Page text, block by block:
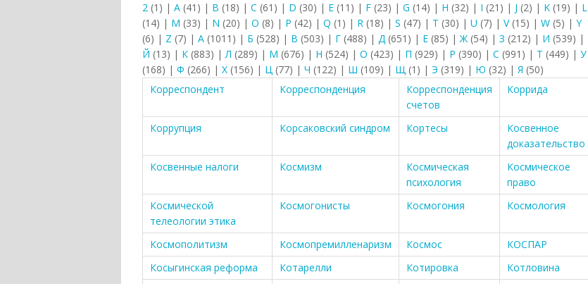
2 (1) | A (41) | B (18) | C (61) | D (30) | E (11) | F (23) | G (14) | H (32) | I (21) | J (2) | K (19) | L
(14) | M (33) | N (20) | O (8) | P (42) | Q (1) | R (18) | S (47) | T (30) | U (7) | V(15) | W (5) | Y
(6) | Z (7) | А (1011) | Б (528) | В (503) | Г (488) | Д (651) | Е (85) |Ж (54) | З (212) | И (539) |
Й (13) | К (883) |Л (289) | М (676) | Н (524) | О (423) | П (929) | Р (390) | С (991) | Т (449) | У
(168) | Ф (266) | Х (156) | Ц (77) | Ч (122) | Ш (109) | Щ (1) | Э (319) | Ю (32) | Я (50)
Корреспондент
Корреспонденция
Корреспонденция
счетов
Коррида
Коррупция Корсаковский синдром Кортесы
Косвенное
доказательство
Косвенные налоги
Космизм
Космическая
психология
Космическое
право
Космической
телеологии этика
Космогонисты Космогония Космология
Космополитизм Космопремилленаризм Космос
КОСПАР
Косыгинская реформа
Котарелли Котировка Котловина